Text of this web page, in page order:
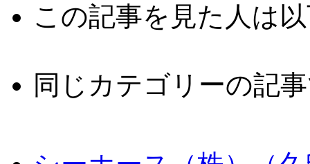
この記事を見た人は
同じカテゴリーの記